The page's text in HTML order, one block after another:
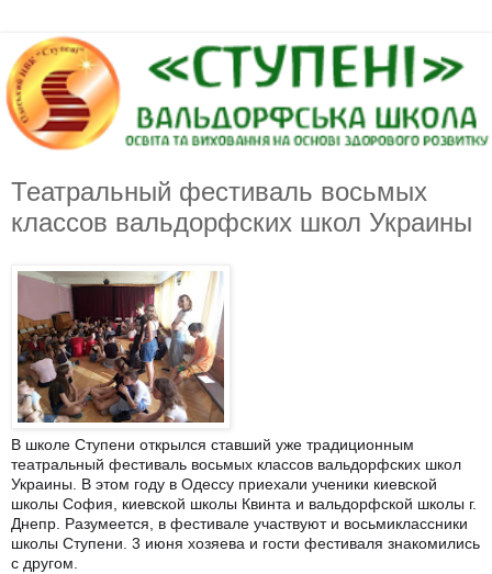
Театральный фестиваль восьмых
классов вальдорфских школ Украины
В школе Ступени открылся ставший уже традиционным
театральный фестиваль восьмых классов вальдорфских школ
Украины. В этом году в Одессу приехали ученики киевской
школы София, киевской школы Квинта и вальдорфской школы г.
Днепр. Разумеется, в фестивале участвуют и восьмиклассники
школы Ступени. 3 июня хозяева и гости фестиваля знакомились
с другом.